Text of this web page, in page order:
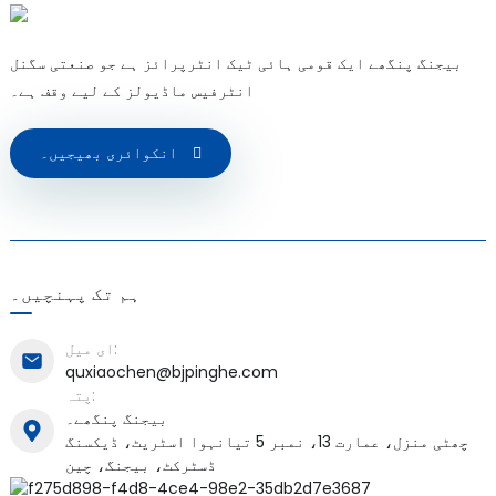
بیجنگ پنگھے ایک قومی ہائی ٹیک انٹرپرائز ہے جو صنعتی سگنل
انٹرفیس ماڈیولز کے لیے وقف ہے۔
انکوائری بھیجیں۔
ہم تک پہنچیں۔
ای میل:
quxiaochen@bjpinghe.com
پتہ:
بیجنگ پنگھے۔
چھٹی منزل، عمارت 13، نمبر 5 تیانہوا اسٹریٹ، ڈیکسنگ
ڈسٹرکٹ، بیجنگ، چین